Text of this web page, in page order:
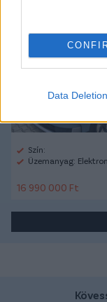
Data Deletion
Ford Explorer
Szín:
Üzemanyag:
16 990 000 Ft